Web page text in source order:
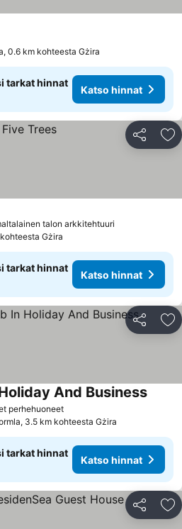
0.6 km kohteesta Gżira
tarkat hinnat
Katso hinnat
Jaa
talon arkkitehtuuri
Gżira
tarkat hinnat
Katso hinnat
Jaa
perhehuoneet
And Business
3.5 km kohteesta Gżira
tarkat hinnat
Katso hinnat
Jaa